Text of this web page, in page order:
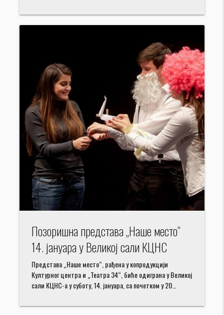
Позоришна представа „Наше место“
14. јануара у Великој сали КЦНС
Представа „Наше место“, рађена у копродукцији
Културног центра и „Театра 34“, биће одиграна у Великој
сали КЦНС-а у суботу, 14. јануара, са почетком у 20…